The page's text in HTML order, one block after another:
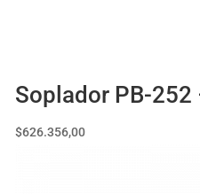
Soplador PB-252
$626.356,00